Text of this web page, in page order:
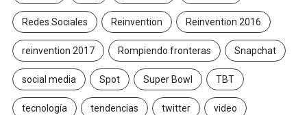
Redes Sociales Reinvention Reinvention 2016
reinvention 2017 Rompiendo fronteras Snapchat
social media Spot Super Bowl TBT
tecnología tendencias twitter video